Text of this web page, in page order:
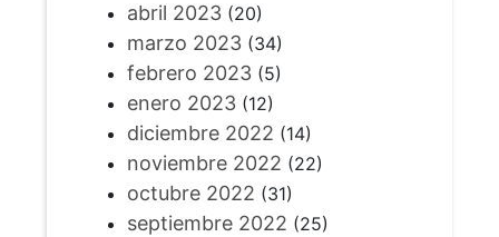
abril 2023(20)
marzo 2023(34)
febrero 2023(5)
enero 2023(12)
diciembre 2022 (14)
noviembre 2022 (22)
octubre 2022 (31)
septiembre 2022 (25)